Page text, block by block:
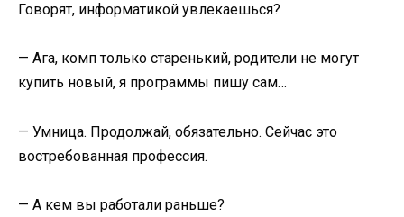
Говорят, информатикой увлекаешься?
— Ага, комп только старенький, родители не могут
купить новый, я программы пишу сам…
— Умница. Продолжай, обязательно. Сейчас это
востребованная профессия.
— А кем вы работали раньше?